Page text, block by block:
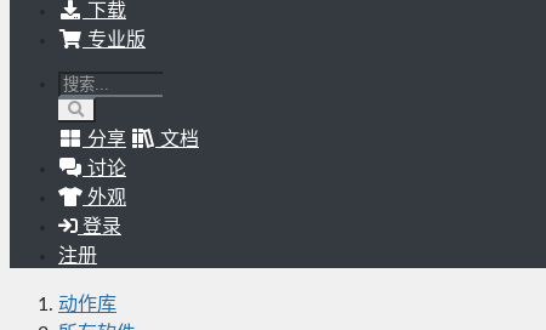
下载
专业版
分享
文档
讨论
外观
登录
注册
动作库